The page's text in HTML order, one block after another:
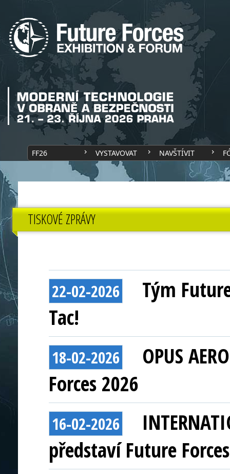
FF26 VYSTAVOVAT NAVŠTÍVIT
TISKOVÉ ZPRÁVY
22-02-2026
Tým
Tac!
18-02-2026
OPUS
Forces 2026
16-02-2026
představí Future